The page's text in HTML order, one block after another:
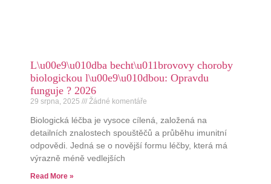
L\u00e9\u010dba becht\u011brovovy choroby
biologickou l\u00e9\u010dbou: Opravdu
funguje ? 2026
29 srpna, 2025 Žádné komentáře
Biologická léčba je vysoce cílená, založená na
detailních znalostech spouštěčů a průběhu imunitní
odpovědi. Jedná se o novější formu léčby, která má
výrazně méně vedlejších
Read More »